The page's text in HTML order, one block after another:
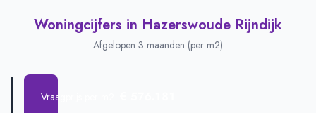
Woningcijfers in Hazerswoude Rijndijk
Afgelopen 3 maanden (per m2)
Vraagprijs per m2